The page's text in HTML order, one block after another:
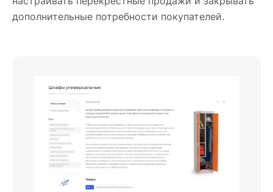
дополнительные потребности покупателей.